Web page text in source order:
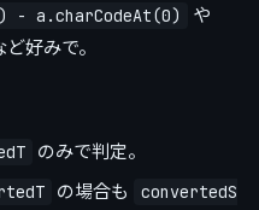
- a.charCodeAt(0) や
ど好みで。
のみで判定。
の場合も
convertedS